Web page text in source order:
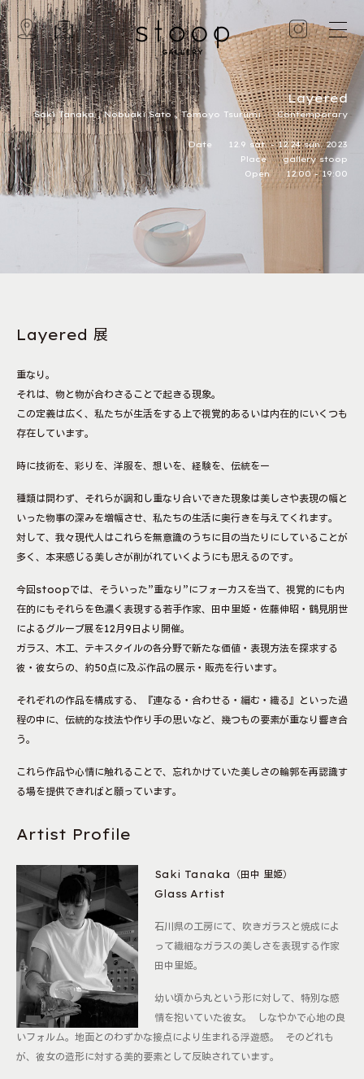
Layered
Saki Tanaka , Nobuaki Sato , Tomoyo Tsurumi Contemporary
Date 12.9 sat. - 12.24 sun. 2023
Place gallery stoop
Open 12:00 - 19:00
Layered 展
重なり。
それは、物と物が合わさることで起きる現象。
この定義は広く、私たちが生活をする上で視覚的あるいは内在的にいくつも
存在しています。
時に技術を、彩りを、洋服を、想いを、経験を、伝統をー
種類は問わず、それらが調和し重なり合いできた現象は美しさや表現の幅と
いった物事の深みを増幅させ、私たちの生活に奥行きを与えてくれます。
対して、我々現代人はこれらを無意識のうちに目の当たりにしていることが
多く、本来感じる美しさが削がれていくようにも思えるのです。
今回stoopでは、そういった”重なり”にフォーカスを当て、視覚的にも内
在的にもそれらを色濃く表現する若手作家、田中里姫・佐藤伸昭・鶴見朋世
によるグループ展を12月9日より開催。
ガラス、木工、テキスタイルの各分野で新たな価値・表現方法を探求する
彼・彼女らの、約50点に及ぶ作品の展示・販売を行います。
それぞれの作品を構成する、『連なる・合わせる・編む・織る』といった過
程の中に、伝統的な技法や作り手の思いなど、幾つもの要素が重なり響き合
う。
これら作品や心情に触れることで、忘れかけていた美しさの輪郭を再認識す
る場を提供できればと願っています。
Artist Profile
Saki Tanaka（田中 里姫）
Glass Artist
石川県の工房にて、吹きガラスと焼成によ
って繊細なガラスの美しさを表現する作家
田中里姫。
幼い頃から丸という形に対して、特別な感
情を抱いていた彼女。 しなやかで心地の良
いフォルム。地面とのわずかな接点により生まれる浮遊感。 そのどれも
が、彼女の造形に対する美的要素として反映されています。